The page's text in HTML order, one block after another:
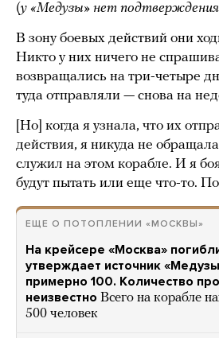
(у «Медузы» нет
В зону боевых действий они
Никто у них ничего не
возвращались на три-четыре
туда отправляли — снова на
[Но] когда я узнала, что их
действия, я никуда не
служил на этом корабле. И я
будут пытать или еще что-то.
ЕЩЕ О ПОТОПЛЕНИИ «МОСКВЫ»
На крейсере «Москва»
утверждает источник
примерно 100. Количество
неизвестно Всего на корабле
500 человек